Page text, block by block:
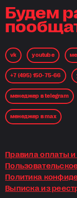
Будем
vk youtube
+7 (495) 150-75-66
менеджер в telegram
менеджер в max
Правила оплаты и
Политика
Выписка из